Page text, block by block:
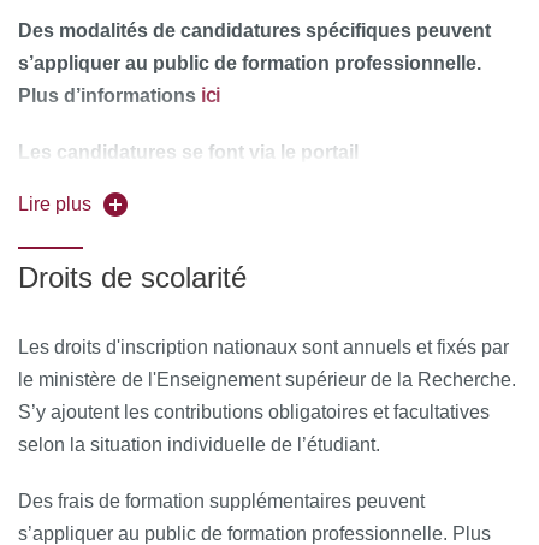
Des modalités de candidatures spécifiques peuvent
s’appliquer au public de formation professionnelle.
Plus d’informations ici
Les candidatures se font via le portail
parcours du master Mathématiques et applications de
l'Université Paris Cité (fiche 1402116P), parcours
Mathématiques, informatique et applications à la
Lire plus
Droits de scolarité
Les droits d'inscription nationaux sont annuels et fixés par
le ministère de l'Enseignement supérieur de la Recherche.
S’y ajoutent les contributions obligatoires et facultatives
selon la situation individuelle de l’étudiant.
Des frais de formation supplémentaires peuvent
s’appliquer au public de formation professionnelle. Plus